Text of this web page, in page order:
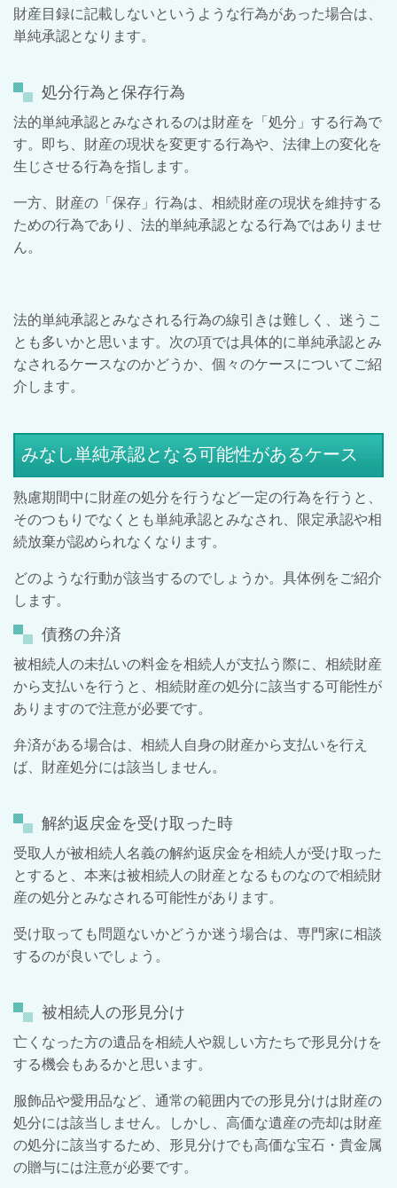
財産目録に記載しないというような行為があった場合は、
単純承認となります。
処分行為と保存行為
法的単純承認とみなされるのは財産を「処分」する行為で
す。即ち、財産の現状を変更する行為や、法律上の変化を
生じさせる行為を指します。
一方、財産の「保存」行為は、相続財産の現状を維持する
ための行為であり、法的単純承認となる行為ではありませ
ん。
法的単純承認とみなされる行為の線引きは難しく、迷うこ
とも多いかと思います。次の項では具体的に単純承認とみ
なされるケースなのかどうか、個々のケースについてご紹
介します。
みなし単純承認となる可能性があるケース
熟慮期間中に財産の処分を行うなど一定の行為を行うと、
そのつもりでなくとも単純承認とみなされ、限定承認や相
続放棄が認められなくなります。
どのような行動が該当するのでしょうか。具体例をご紹介
します。
債務の弁済
被相続人の未払いの料金を相続人が支払う際に、相続財産
から支払いを行うと、相続財産の処分に該当する可能性が
ありますので注意が必要です。
弁済がある場合は、相続人自身の財産から支払いを行え
ば、財産処分には該当しません。
解約返戻金を受け取った時
受取人が被相続人名義の解約返戻金を相続人が受け取った
とすると、本来は被相続人の財産となるものなので相続財
産の処分とみなされる可能性があります。
受け取っても問題ないかどうか迷う場合は、専門家に相談
するのが良いでしょう。
被相続人の形見分け
亡くなった方の遺品を相続人や親しい方たちで形見分けを
する機会もあるかと思います。
服飾品や愛用品など、通常の範囲内での形見分けは財産の
処分には該当しません。しかし、高価な遺産の売却は財産
の処分に該当するため、形見分けでも高価な宝石・貴金属
の贈与には注意が必要です。